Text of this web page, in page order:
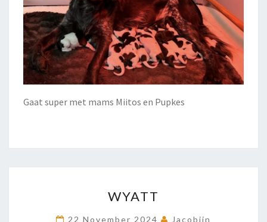
Gaat super met mams Miitos en Pupkes
WYATT
22 November 2024 Jacobijn